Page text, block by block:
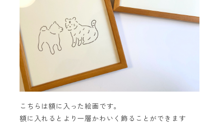
こちらは額に入った絵画です。
額に入れるとより一層かわいく飾ることができます